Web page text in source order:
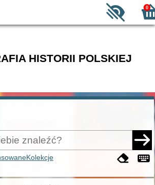
0
HISTORII POLSKIEJ
Kolekcje